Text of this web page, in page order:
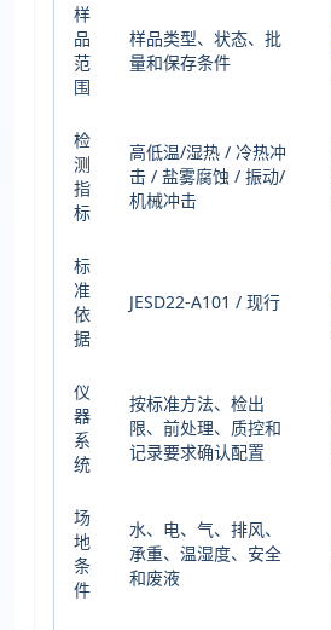
样
品
范
围
样品类型、状态、批
量和保存条件
检
测
指
标
高低温/湿热 / 冷热冲
击 / 盐雾腐蚀 / 振动/
机械冲击
标
准
依
据
JESD22-A101 / 现行
仪
器
系
统
按标准方法、检出
限、前处理、质控和
记录要求确认配置
场
地
条
件
水、电、气、排风、
承重、温湿度、安全
和废液